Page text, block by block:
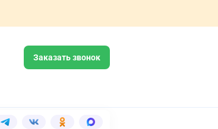
Заказать звонок